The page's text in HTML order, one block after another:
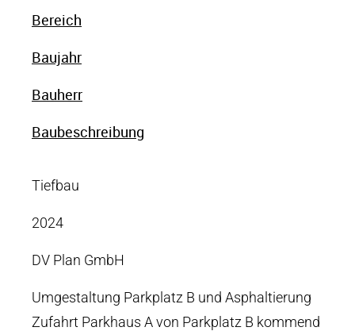
Bereich
Baujahr
Bauherr
Baubeschreibung
Tiefbau
2024
DV Plan GmbH
Umgestaltung Parkplatz B und Asphaltierung
Zufahrt Parkhaus A von Parkplatz B kommend